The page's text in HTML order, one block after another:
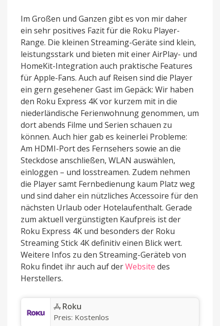
Im Großen und Ganzen gibt es von mir daher
ein sehr positives Fazit für die Roku Player-
Range. Die kleinen Streaming-Geräte sind klein,
leistungsstark und bieten mit einer AirPlay- und
HomeKit-Integration auch praktische Features
für Apple-Fans. Auch auf Reisen sind die Player
ein gern gesehener Gast im Gepäck: Wir haben
den Roku Express 4K vor kurzem mit in die
niederländische Ferienwohnung genommen, um
dort abends Filme und Serien schauen zu
können. Auch hier gab es keinerlei Probleme:
Am HDMI-Port des Fernsehers sowie an die
Steckdose anschließen, WLAN auswählen,
einloggen – und losstreamen. Zudem nehmen
die Player samt Fernbedienung kaum Platz weg
und sind daher ein nützliches Accessoire für den
nächsten Urlaub oder Hotelaufenthalt. Gerade
zum aktuell vergünstigten Kaufpreis ist der
Roku Express 4K und besonders der Roku
Streaming Stick 4K definitiv einen Blick wert.
Weitere Infos zu den Streaming-Geräteb von
Roku findet ihr auch auf derWebsite des
Herstellers.
‎Roku
Preis: Kostenlos